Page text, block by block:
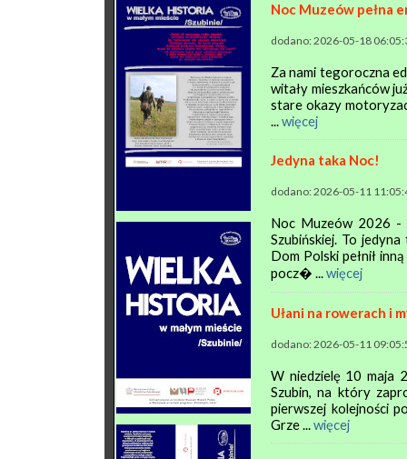
Noc Muzeów pełna
dodano: 2026-05-18
Za nami tegoroczna
witały mieszkańców
stare okazy
...więcej
Jedyna taka Noc!
dodano: 2026-05-11
Noc Muzeów 2026 -
Szubińskiej. To
Dom Polski pełnił
pocz� ...więcej
Ułani na rowerach i
dodano: 2026-05-11
W niedzielę 10 maja
Szubin, na który
pierwszej kolejności
Grze ...więcej